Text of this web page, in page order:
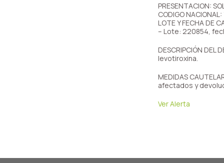
PRESENTACION:
CODIGO
LOTE Y FECHA DE
– Lote: 220854,
DESCRIPCIÓN
levotiroxina.
MEDIDAS
afectados y
Ver Alerta